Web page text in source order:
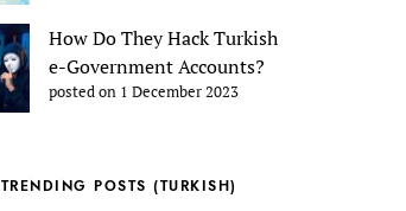
How Do They Hack Turkish
e-Government Accounts?
posted on 1 December 2023
TRENDING POSTS (TURKISH)